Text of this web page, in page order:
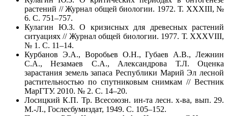
растений // Журнал общей биологии. 1972. Т. ХХХIII, №
6. С. 751–757.
Кулагин Ю.З. О кризисных для древесных растений
ситуациях // Журнал общей биологии. 1977. Т. ХХХVIII,
№ 1. С. 11–14.
Курбанов Э.А., Воробьев О.Н., Губаев А.В., Лежнин
С.А., Незамаев С.А., Александрова Т.Л. Оценка
зарастания земель запаса Республики Марий Эл лесной
растительностью по спутниковым снимкам // Вестник
МарГТУ. 2010. № 2. С. 14–20.
Лосицкий К.П. Тр. Всесоюзн. ин-та лесн. х-ва, вып. 29.
М.-Л., Гослесбумиздат, 1949. С. 105–152.